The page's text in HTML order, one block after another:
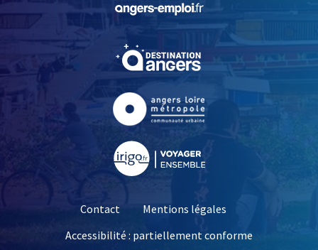
, Ouvre une nouvelle
, Ouvre une nouvelle
Contact
Mentions légales
Accessibilité : partiellement conforme